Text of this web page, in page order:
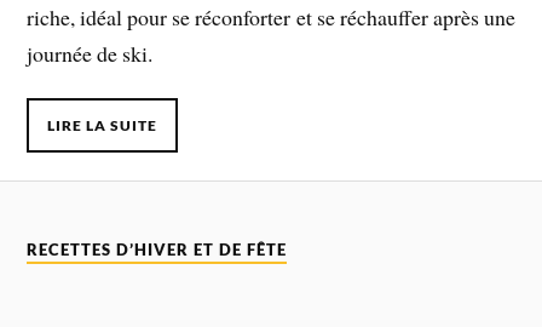
riche, idéal pour se réconforter et se réchauffer après une
journée de ski.
LIRE LA SUITE
RECETTES D’HIVER ET DE FÊTE